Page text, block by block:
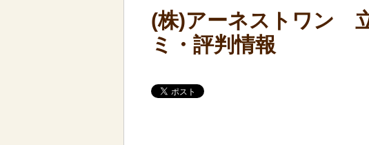
(株)アーネストワン
ミ・評判情報